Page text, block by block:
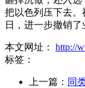
把以色列压下去
日，进一步撤销了
本文网址： http://
标签：
上一篇： 同